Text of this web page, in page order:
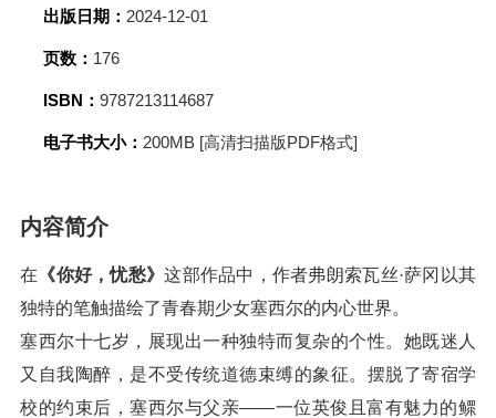
出版日期： 2024-12-01
页数： 176
ISBN： 9787213114687
电子书大小： 200MB [高清扫描版PDF格式]
内容简介
在 《你好，忧愁》这部作品中，作者弗朗索瓦丝·萨冈以其
独特的笔触描绘了青春期少女塞西尔的内心世界。
塞西尔十七岁，展现出一种独特而复杂的个性。她既迷人
又自我陶醉，是不受传统道德束缚的象征。摆脱了寄宿学
校的约束后，塞西尔与父亲——一位英俊且富有魅力的鳏